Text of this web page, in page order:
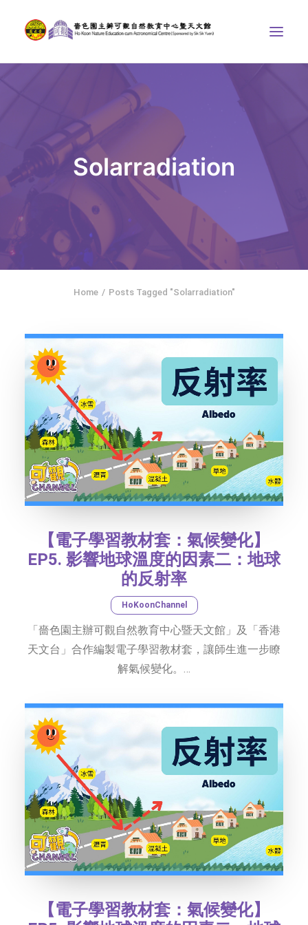
ASTRONOMICAL CENTRE
STORIES OF NATURE
COMPETITIONS/PROJECTS
CONTACT
SEARCH
繁體中文
Solarradiation
Home Posts Tagged "Solarradiation"
【電子學習教材套：氣候變化】
EP5. 影響地球溫度的因素二：地球
的反射率
HoKoonChannel
「嗇色園主辦可觀自然教育中心暨天文館」及「香港
天文台」合作編製電子學習教材套，讓師生進一步瞭
解氣候變化。…
【電子學習教材套：氣候變化】